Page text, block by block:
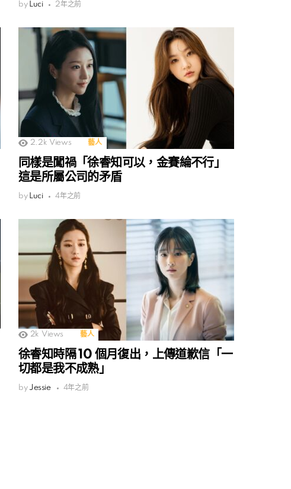
by Luci 2年之前
2.2k Views 藝人
同樣是闖禍「徐睿知可以，金賽綸不行」
這是所屬公司的矛盾
by Luci 4年之前
2k Views 藝人
徐睿知時隔 10 個月復出，上傳道歉信「一
切都是我不成熟」
by Jessie 4年之前